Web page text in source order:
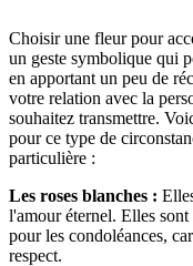
Choisir une fleur pour
un geste symbolique qui
en apportant un peu de
votre relation avec la
souhaitez transmettre.
pour ce type de
particulière :
Les roses blanches :
l'amour éternel. Elles
pour les condoléances,
respect.